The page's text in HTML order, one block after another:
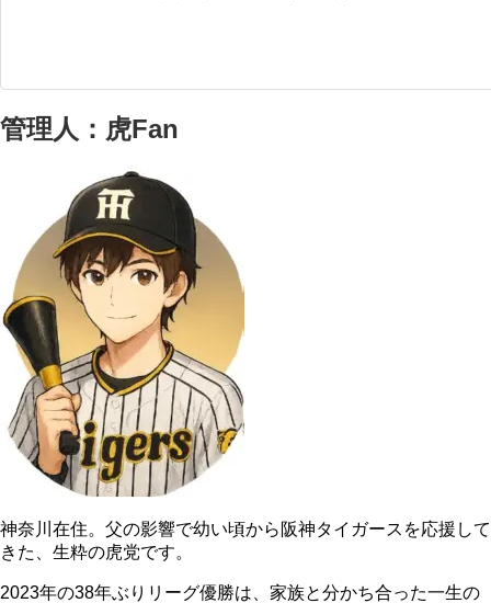
管理人：虎Fan
神奈川在住。父の影響で幼い頃から阪神タイガースを応援して
きた、生粋の虎党です。
2023年の38年ぶりリーグ優勝は、家族と分かち合った一生の